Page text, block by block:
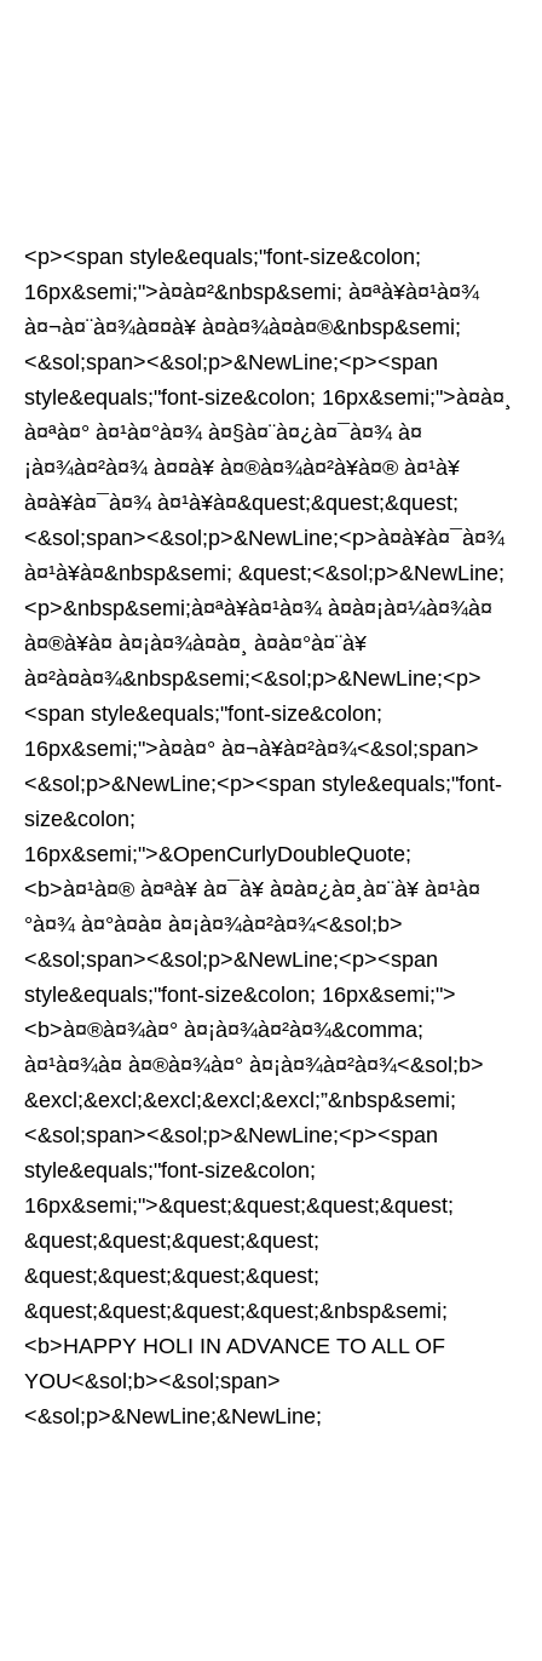
<p><span style&equals;"font-size&colon;
16px&semi;">à¤à¤²&nbsp&semi; à¤ªà¥à¤¹à¤¾
à¤¬à¤¨à¤¾à¤¤à¥ à¤à¤¾à¤à¤®&nbsp&semi;
<&sol;span><&sol;p>&NewLine;<p><span
style&equals;"font-size&colon; 16px&semi;">à¤à¤¸
à¤ªà¤° à¤¹à¤°à¤¾ à¤§à¤¨à¤¿à¤¯à¤¾ à¤
¡à¤¾à¤²à¤¾ à¤¤à¥ à¤®à¤¾à¤²à¥à¤® à¤¹à¥
à¤à¥à¤¯à¤¾ à¤¹à¥à¤&quest;&quest;&quest;
<&sol;span><&sol;p>&NewLine;<p>à¤à¥à¤¯à¤¾
à¤¹à¥à¤&nbsp&semi; &quest;<&sol;p>&NewLine;
<p>&nbsp&semi;à¤ªà¥à¤¹à¤¾ à¤à¤¡à¤¼à¤¾à¤
à¤®à¥à¤ à¤¡à¤¾à¤à¤¸ à¤à¤°à¤¨à¥
à¤²à¤à¤¾&nbsp&semi;<&sol;p>&NewLine;<p>
<span style&equals;"font-size&colon;
16px&semi;">à¤à¤° à¤¬à¥à¤²à¤¾<&sol;span>
<&sol;p>&NewLine;<p><span style&equals;"font-
size&colon;
16px&semi;">&OpenCurlyDoubleQuote;
<b>à¤¹à¤® à¤ªà¥ à¤¯à¥ à¤à¤¿à¤¸à¤¨à¥ à¤¹à¤
°à¤¾ à¤°à¤à¤ à¤¡à¤¾à¤²à¤¾<&sol;b>
<&sol;span><&sol;p>&NewLine;<p><span
style&equals;"font-size&colon; 16px&semi;">
<b>à¤®à¤¾à¤° à¤¡à¤¾à¤²à¤¾&comma;
à¤¹à¤¾à¤ à¤®à¤¾à¤° à¤¡à¤¾à¤²à¤¾<&sol;b>
&excl;&excl;&excl;&excl;&excl;”&nbsp&semi;
<&sol;span><&sol;p>&NewLine;<p><span
style&equals;"font-size&colon;
16px&semi;">&quest;&quest;&quest;&quest;
&quest;&quest;&quest;&quest;
&quest;&quest;&quest;&quest;
&quest;&quest;&quest;&quest;&nbsp&semi;
<b>HAPPY HOLI IN ADVANCE TO ALL OF
YOU<&sol;b><&sol;span>
<&sol;p>&NewLine;&NewLine;